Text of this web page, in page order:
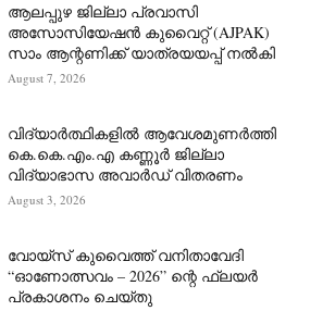
ആലപ്പുഴ ജില്ലാ പ്രവാസി
അസോസിയേഷൻ കുവൈറ്റ് (AJPAK)
സാം ആന്റണിക്ക് യാത്രയയപ്പ് നൽകി
August 7, 2026
വിദ്യാർത്ഥികളിൽ ആവേശമുണർത്തി
കെ.കെ.എം.എ കണ്ണൂർ ജില്ലാ
വിദ്യാഭാസ അവാർഡ് വിതരണം
August 3, 2026
വോയ്സ് കുവൈത്ത് വനിതാവേദി
“ഓണോത്സവം – 2026” ന്റെ ഫ്ലയർ
പ്രകാശനം ചെയ്തു